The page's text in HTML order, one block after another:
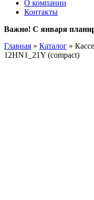
О компании
Контакты
Важно! С января
Главная » Каталог »
12HN1_21Y (compact)